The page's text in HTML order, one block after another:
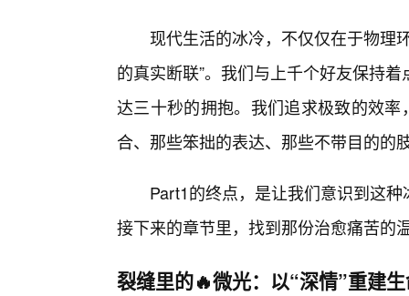
现代生活的冰冷，不仅仅在于物理
的真实断联”。我们与上千个好友保持
达三十秒的拥抱。我们追求极致的效
合、那些笨拙的表达、那些不带目的的
Part1的终点，是让我们意识到这
接下来的章节里，找到那份治愈痛苦的
裂缝里的🔥微光：以“深情”重建